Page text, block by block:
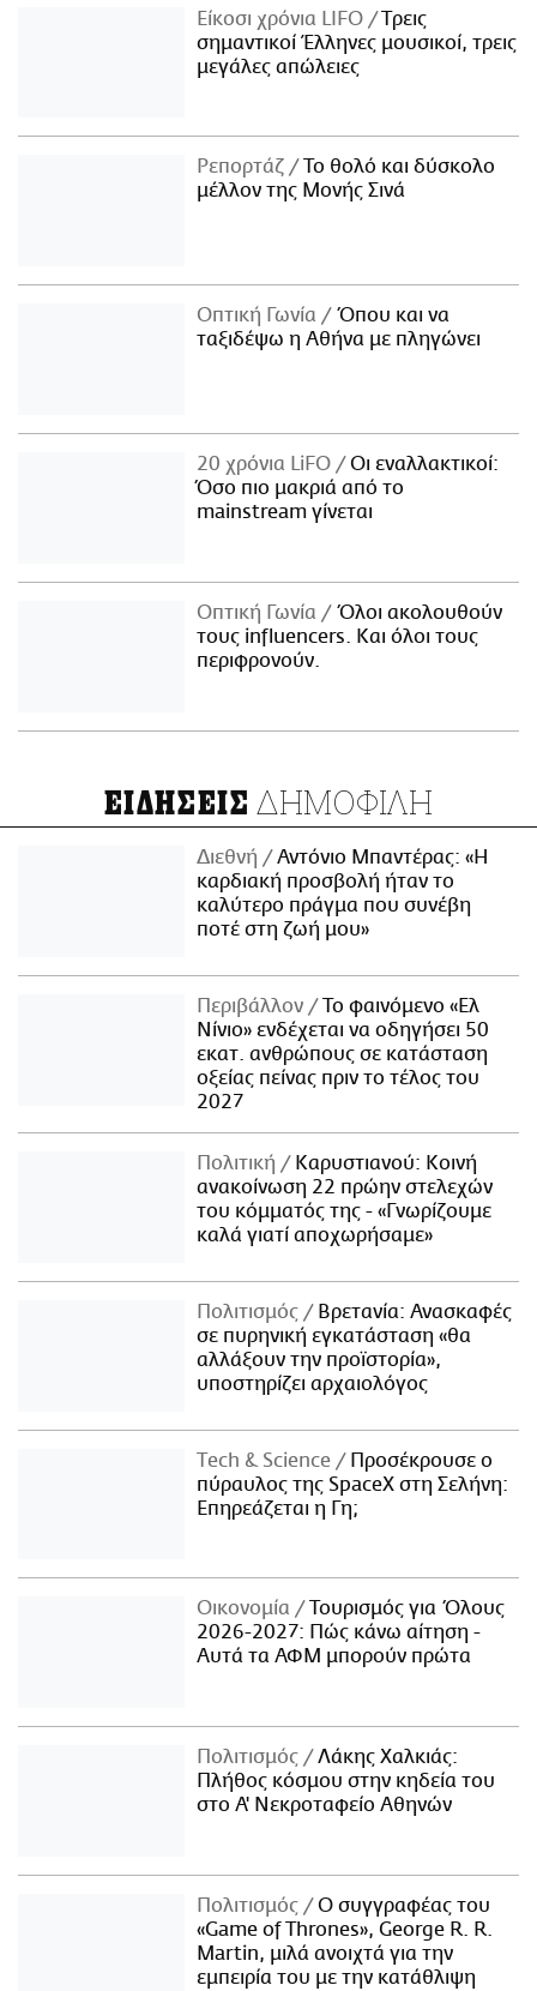
Είκοσι χρόνια LIFO
Tρεις
σημαντικοί Έλληνες μουσικοί, τρεις
μεγάλες απώλειες
Ρεπορτάζ
Το θολό και δύσκολο
μέλλον της Μονής Σινά
Οπτική Γωνία
Όπου και να
ταξιδέψω η Αθήνα με πληγώνει
20 χρόνια LiFO
Οι εναλλακτικοί:
Όσο πιο μακριά από το
mainstream γίνεται
Οπτική Γωνία
Όλοι ακολουθούν
τους influencers. Και όλοι τους
περιφρονούν.
ΕΙΔΗΣΕΙΣ ΔΗΜΟΦΙΛΗ
Διεθνή
Αντόνιο Μπαντέρας: «Η
καρδιακή προσβολή ήταν το
καλύτερο πράγμα που συνέβη
ποτέ στη ζωή μου»
Περιβάλλον
Το φαινόμενο «Ελ
Νίνιο» ενδέχεται να οδηγήσει 50
εκατ. ανθρώπους σε κατάσταση
οξείας πείνας πριν το τέλος του
2027
Πολιτική
Καρυστιανού: Κοινή
ανακοίνωση 22 πρώην στελεχών
του κόμματός της - «Γνωρίζουμε
καλά γιατί αποχωρήσαμε»
Πολιτισμός
Βρετανία: Ανασκαφές
σε πυρηνική εγκατάσταση «θα
αλλάξουν την προϊστορία»,
υποστηρίζει αρχαιολόγος
Τech & Science
Προσέκρουσε ο
πύραυλος της SpaceX στη Σελήνη:
Επηρεάζεται η Γη;
Οικονομία
Τουρισμός για Όλους
2026-2027: Πώς κάνω αίτηση -
Αυτά τα ΑΦΜ μπορούν πρώτα
Πολιτισμός
Λάκης Χαλκιάς:
Πλήθος κόσμου στην κηδεία του
στο Α' Νεκροταφείο Αθηνών
Πολιτισμός
Ο συγγραφέας του
«Game of Thrones», George R. R.
Martin, μιλά ανοιχτά για την
εμπειρία του με την κατάθλιψη